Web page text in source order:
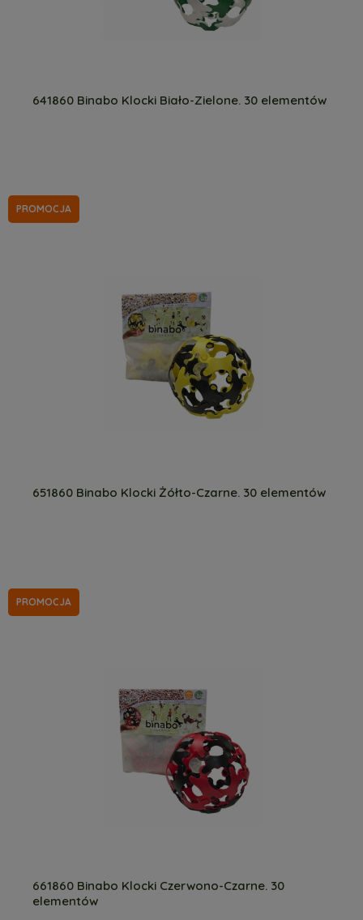
641860 Binabo Klocki Biało-Zielone. 30 elementów
651860 Binabo Klocki Żółto-Czarne. 30 elementów
PROMOCJA
661860 Binabo Klocki Czerwono-Czarne. 30
elementów
PROMOCJA